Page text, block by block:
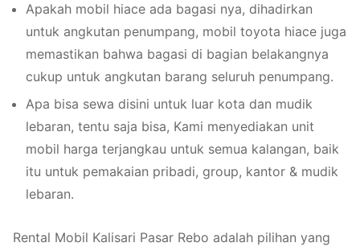
Apakah mobil hiace ada bagasi nya, dihadirkan
untuk angkutan penumpang, mobil toyota hiace juga
memastikan bahwa bagasi di bagian belakangnya
cukup untuk angkutan barang seluruh penumpang.
Apa bisa sewa disini untuk luar kota dan mudik
lebaran, tentu saja bisa, Kami menyediakan unit
mobil harga terjangkau untuk semua kalangan, baik
itu untuk pemakaian pribadi, group, kantor & mudik
lebaran.
Rental Mobil Kalisari Pasar Rebo adalah pilihan yang